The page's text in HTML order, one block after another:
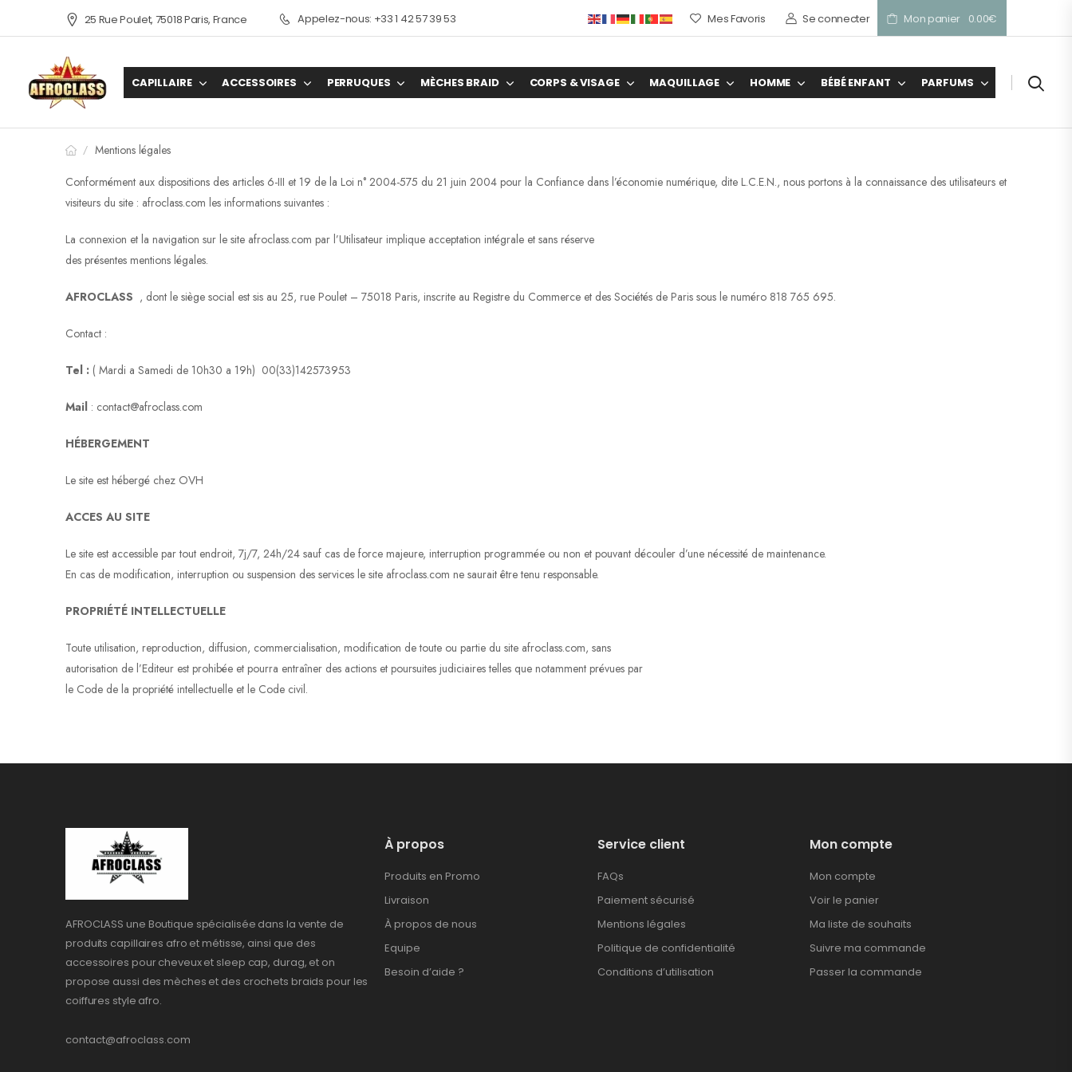
25 Rue Poulet, 75018 Paris, France Appelez-nous: +33 1 42 57 39 53 Mes Favoris Se connecter Mon panier 0.00€
CAPILLAIRE ACCESSOIRES PERRUQUES MÈCHES BRAID CORPS & VISAGE MAQUILLAGE HOMME BÉBÉ ENFANT PARFUMS
/ Mentions légales
Conformément aux dispositions des articles 6-III et 19 de la Loi n° 2004-575 du 21 juin 2004 pour la Confiance dans l’économie numérique, dite L.C.E.N., nous portons à la connaissance des utilisateurs et
visiteurs du site : afroclass.com les informations suivantes :
La connexion et la navigation sur le site afroclass.com par l’Utilisateur implique acceptation intégrale et sans réserve
des présentes mentions légales.
AFROCLASS , dont le siège social est sis au 25, rue Poulet – 75018 Paris, inscrite au Registre du Commerce et des Sociétés de Paris sous le numéro 818 765 695.
Contact :
Tel : ( Mardi a Samedi de 10h30 a 19h) 00(33)142573953
Mail : contact@afroclass.com
HÉBERGEMENT
Le site est hébergé chez OVH
ACCES AU SITE
Le site est accessible par tout endroit, 7j/7, 24h/24 sauf cas de force majeure, interruption programmée ou non et pouvant découler d’une nécessité de maintenance.
En cas de modification, interruption ou suspension des services le site afroclass.com ne saurait être tenu responsable.
PROPRIÉTÉ INTELLECTUELLE
Toute utilisation, reproduction, diffusion, commercialisation, modification de toute ou partie du site afroclass.com, sans
autorisation de l’Editeur est prohibée et pourra entraîner des actions et poursuites judiciaires telles que notamment prévues par
le Code de la propriété intellectuelle et le Code civil.
AFROCLASS une Boutique spécialisée dans la vente de
produits capillaires afro et métisse, ainsi que des
accessoires pour cheveux et sleep cap, durag, et on
propose aussi des mèches et des crochets braids pour les
coiffures style afro.
contact@afroclass.com
À propos
Produits en Promo
Livraison
À propos de nous
Equipe
Besoin d’aide ?
Service client
FAQs
Paiement sécurisé
Mentions légales
Politique de confidentialité
Conditions d’utilisation
Mon compte
Mon compte
Voir le panier
Ma liste de souhaits
Suivre ma commande
Passer la commande